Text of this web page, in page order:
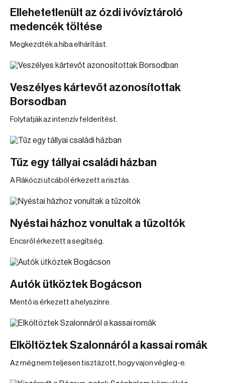
Ellehetetlenült az ózdi ivóvíztároló
medencék töltése
Megkezdték a hiba elhárítást.
Veszélyes kártevőt azonosítottak
Borsodban
Folytatják az intenzív felderítést.
Tűz egy tállyai családi házban
A Rákóczi utcából érkezett a risztás.
Nyéstai házhoz vonultak a tűzoltók
Encsről érkezett a segítség.
Autók ütköztek Bogácson
Mentő is érkezett a helyszínre.
Elköltöztek Szalonnáról a kassai romák
Az még nem teljesen tisztázott, hogy vajon végleg-e.